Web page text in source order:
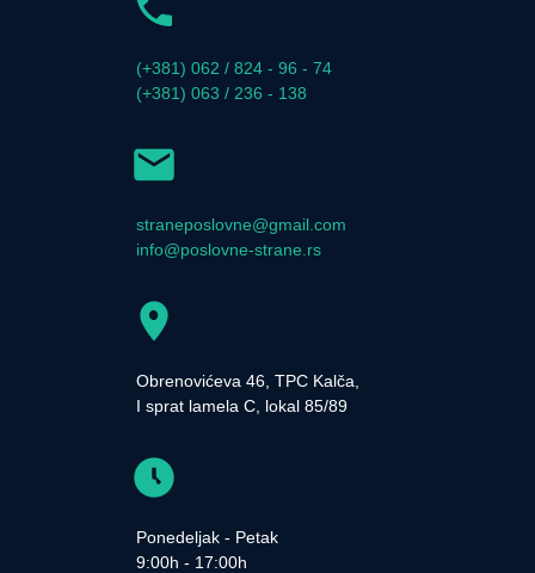
(+381) 062 / 824 - 96 - 74
(+381) 063 / 236 - 138
straneposlovne@gmail.com
info@poslovne-strane.rs
Obrenovićeva 46, TPC Kalča,
I sprat lamela C, lokal 85/89
Ponedeljak - Petak
9:00h - 17:00h